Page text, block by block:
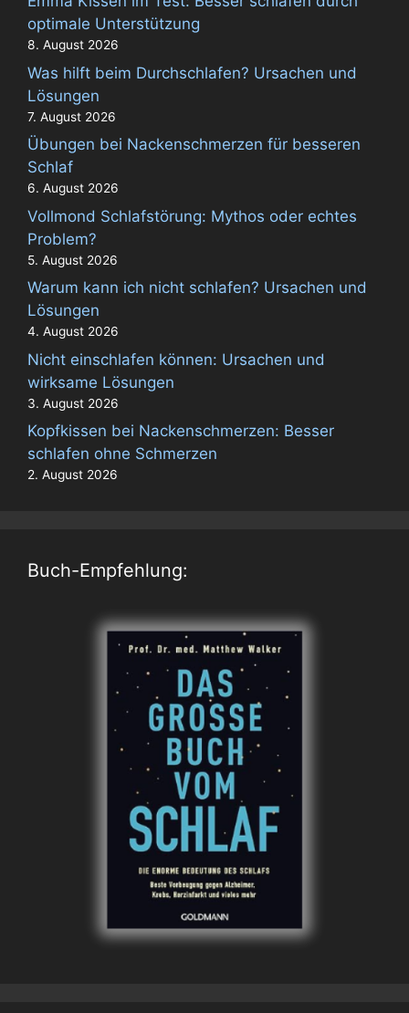
optimale Unterstützung
8. August 2026
Was hilft beim Durchschlafen? Ursachen und
Lösungen
7. August 2026
Übungen bei Nackenschmerzen für besseren
Schlaf
6. August 2026
Vollmond Schlafstörung: Mythos oder echtes
Problem?
5. August 2026
Warum kann ich nicht schlafen? Ursachen und
Lösungen
4. August 2026
Nicht einschlafen können: Ursachen und
wirksame Lösungen
3. August 2026
Kopfkissen bei Nackenschmerzen: Besser
schlafen ohne Schmerzen
2. August 2026
Buch-Empfehlung: